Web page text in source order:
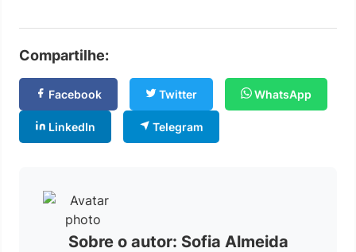
Compartilhe:
Facebook Twitter WhatsApp
LinkedIn Telegram
Sobre o autor: Sofia Almeida